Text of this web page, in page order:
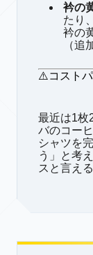
衿の
たり
衿の
（追
⚠️コスト
最近は1枚
バのコー
シャツを
う」と考
スと言え